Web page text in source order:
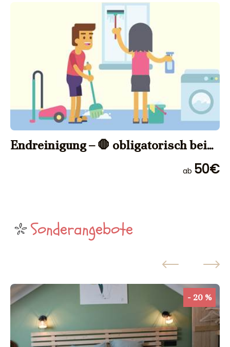
Endreinigung – 🛑 obligatorisch bei
ab 50€
Sonderangebote
- 20 %